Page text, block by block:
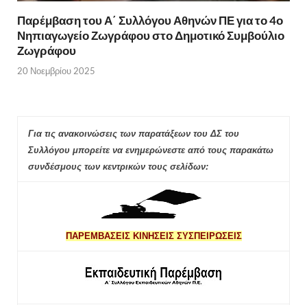
Παρέμβαση του Α΄ Συλλόγου Αθηνών ΠΕ για το 4ο
Νηπιαγωγείο Ζωγράφου στο Δημοτικό Συμβούλιο
Ζωγράφου
20 Νοεμβρίου 2025
Για τις ανακοινώσεις των παρατάξεων του ΔΣ του
Συλλόγου μπορείτε να ενημερώνεστε από τους παρακάτω
συνδέσμους των κεντρικών τους σελίδων:
ΠΑΡΕΜΒΑΣΕΙΣ ΚΙΝΗΣΕΙΣ ΣΥΣΠΕΙΡΩΣΕΙΣ